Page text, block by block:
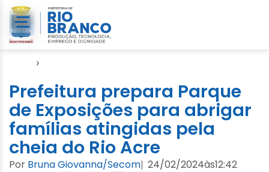
›
Prefeitura prepara Parque
de Exposições para abrigar
famílias atingidas pela
cheia do Rio Acre
Por Bruna Giovanna/Secom| 24/02/2024às12:42